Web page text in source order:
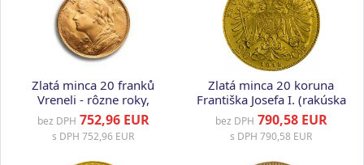
Zlatá minca 20 franků
Vreneli - rôzne roky,
Švajčiarsko
bez DPH 752,96 EUR
s DPH 752,96 EUR
Zlatá minca 20 koruna
Františka Josefa I. (rakúska
razba)
bez DPH 790,58 EUR
s DPH 790,58 EUR